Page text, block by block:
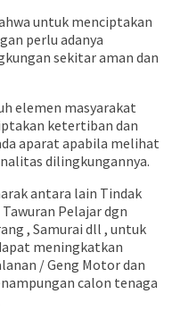
untuk menciptakan
perlu adanya
sekitar aman dan
elemen masyarakat
ketertiban dan
aparat apabila melihat
dilingkungannya.
antara lain Tindak
Pelajar dgn
, Samurai dll , untuk
meningkatkan
/ Geng Motor dan
calon tenaga